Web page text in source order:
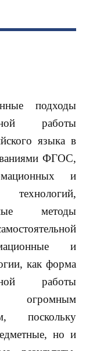
подходы
работы
языка в
ФГОС,
и
методы
и
как форма
работы
огромным
поскольку
но и